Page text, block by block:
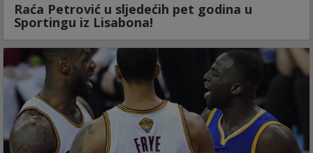
Raća Petrović u sljedećih pet godina u
Sportingu iz Lisabona!